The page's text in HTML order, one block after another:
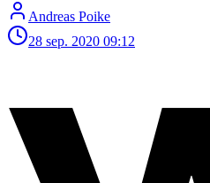
Andreas Poike
28 sep. 2020 09:12